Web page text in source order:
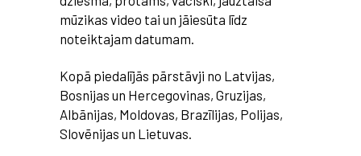
mūzikas video tai un jāiesūta līdz
noteiktajam datumam.
​Kopā piedalījās pārstāvji no Latvijas,
Bosnijas un Hercegovinas, Gruzijas,
Albānijas, Moldovas, Brazīlijas, Polijas,
Slovēnijas un Lietuvas.